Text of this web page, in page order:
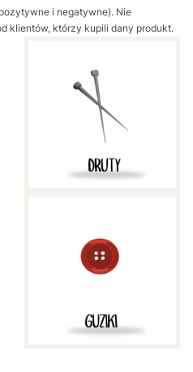
i negatywne). Nie
klientów, którzy kupili dany produkt.